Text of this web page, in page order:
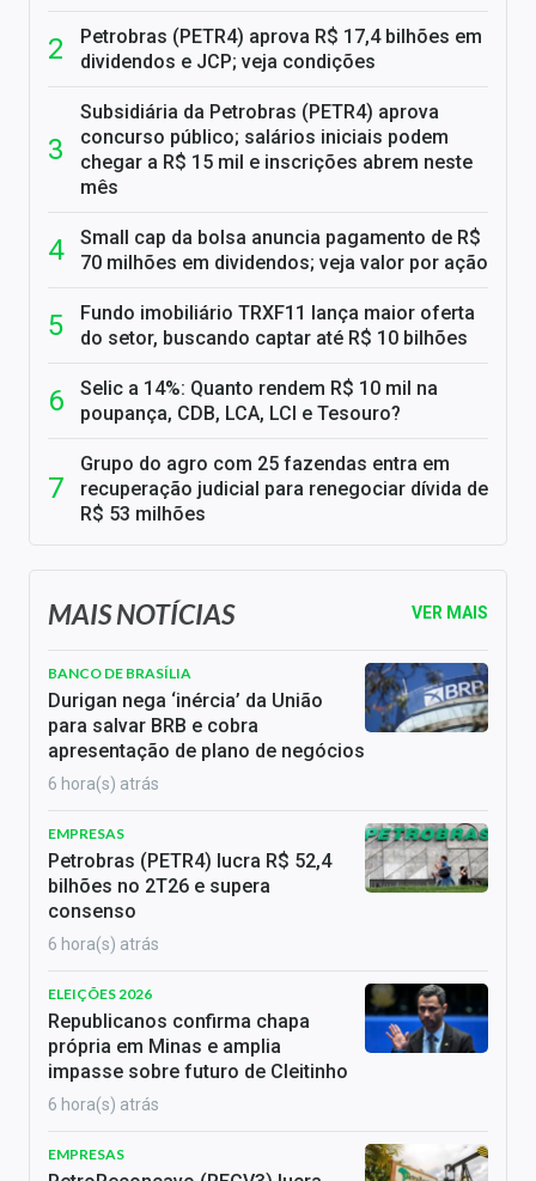
Petrobras (PETR4) aprova R$ 17,4 bilhões em
dividendos e JCP; veja condições
Subsidiária da Petrobras (PETR4) aprova
concurso público; salários iniciais podem
chegar a R$ 15 mil e inscrições abrem neste
mês
Small cap da bolsa anuncia pagamento de R$
70 milhões em dividendos; veja valor por ação
Fundo imobiliário TRXF11 lança maior oferta
do setor, buscando captar até R$ 10 bilhões
Selic a 14%: Quanto rendem R$ 10 mil na
poupança, CDB, LCA, LCI e Tesouro?
Grupo do agro com 25 fazendas entra em
recuperação judicial para renegociar dívida de
R$ 53 milhões
MAIS NOTÍCIAS VER MAIS
BANCO DE BRASÍLIA
Durigan nega ‘inércia’ da União
para salvar BRB e cobra
apresentação de plano de negócios
6 hora(s) atrás
EMPRESAS
Petrobras (PETR4) lucra R$ 52,4
bilhões no 2T26 e supera
consenso
6 hora(s) atrás
ELEIÇÕES 2026
Republicanos confirma chapa
própria em Minas e amplia
impasse sobre futuro de Cleitinho
6 hora(s) atrás
EMPRESAS